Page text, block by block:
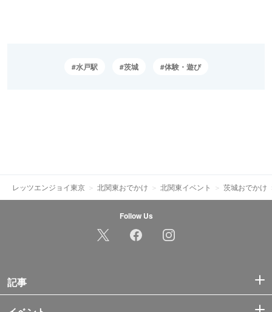
水戸駅 茨城 体験・遊び
レッツエンジョイ東京 北関東おでかけ 北関東イベント 茨城おでかけ
Follow Us
記事